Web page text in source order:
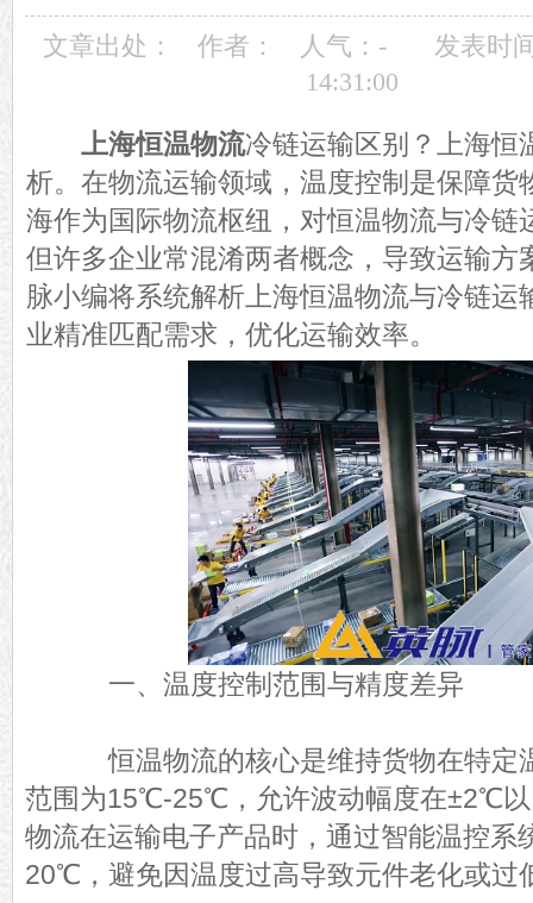
文章出处： 作者： 人气： -
发表时
14:31:00
上海恒温物流冷链运输区别？上海恒
析。在物流运输领域，温度控制是保障货
海作为国际物流枢纽，对恒温物流与冷链
但许多企业常混淆两者概念，导致运输方
脉小编将系统解析上海恒温物流与冷链运
业精准匹配需求，优化运输效率。
一、温度控制范围与精度差异
恒温物流的核心是维持货物在特定
范围为15℃-25℃，允许波动幅度在±2℃以
物流在运输电子产品时，通过智能温控系
20℃，避免因温度过高导致元件老化或过